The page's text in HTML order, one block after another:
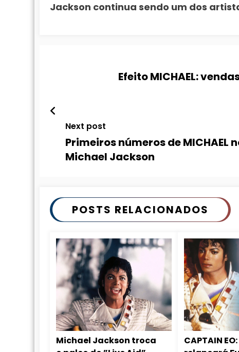
Jackson continua sendo um dos
Efeito MICHAEL:
Next post
Primeiros números de
Michael Jackson
POSTS RELACIONADOS
Michael Jackson troca
CAPTAIN